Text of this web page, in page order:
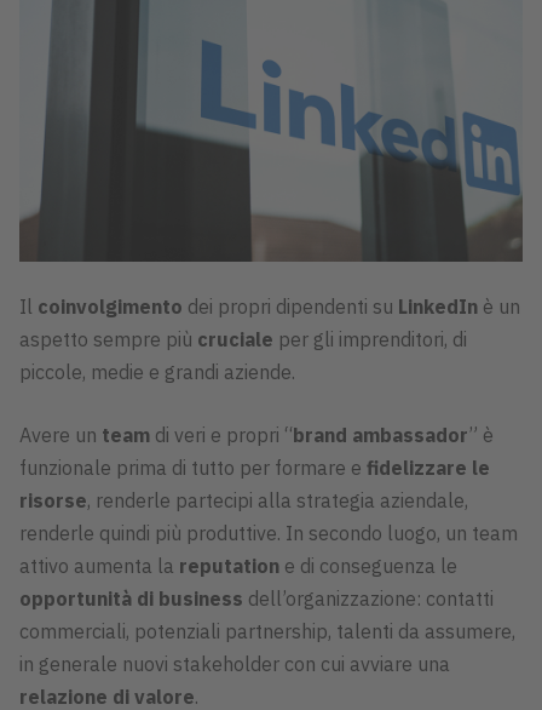
Il coinvolgimento dei propri dipendenti su LinkedIn è un
aspetto sempre più cruciale per gli imprenditori, di
piccole, medie e grandi aziende.
Avere un team di veri e propri “brand ambassador” è
funzionale prima di tutto per formare e fidelizzare le
risorse, renderle partecipi alla strategia aziendale,
renderle quindi più produttive. In secondo luogo, un team
attivo aumenta la reputation e di conseguenza le
opportunità di business dell’organizzazione: contatti
commerciali, potenziali partnership, talenti da assumere,
in generale nuovi stakeholder con cui avviare una
relazione di valore.